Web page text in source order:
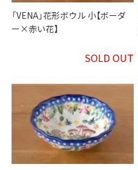
「VENA」花形ボウル 小【ボーダ
ー×赤い花】
SOLD OUT